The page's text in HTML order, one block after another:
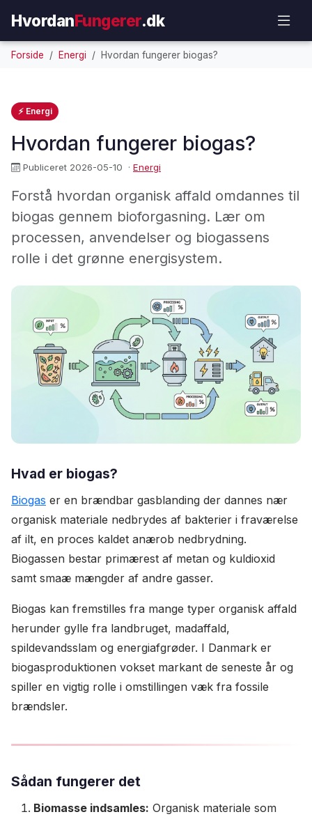
HvordanFungerer.dk
Forside Energi Hvordan fungerer biogas?
⚡ Energi
Hvordan fungerer biogas?
Publiceret 2026-05-10 · Energi
Forstå hvordan organisk affald omdannes til
biogas gennem bioforgasning. Lær om
processen, anvendelser og biogassens
rolle i det grønne energisystem.
Hvad er biogas?
Biogas er en brændbar gasblanding der dannes nær
organisk materiale nedbrydes af bakterier i fraværelse
af ilt, en proces kaldet anærob nedbrydning.
Biogassen bestar primærest af metan og kuldioxid
samt smaæ mængder af andre gasser.
Biogas kan fremstilles fra mange typer organisk affald
herunder gylle fra landbruget, madaffald,
spildevandsslam og energiafgrøder. I Danmark er
biogasproduktionen vokset markant de seneste år og
spiller en vigtig rolle i omstillingen væk fra fossile
brændsler.
Sådan fungerer det
Biomasse indsamles: Organisk materiale som